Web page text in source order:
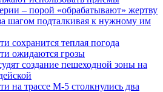
– порой «обрабатывают» жертву
шагом подталкивая к нужному им
сохранится теплая погода
ожидаются грозы
создание пешеходной зоны на
на трассе М-5 столкнулись два